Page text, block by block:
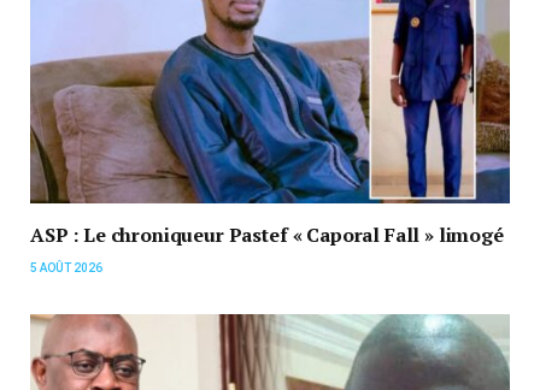
ASP : Le chroniqueur Pastef « Caporal Fall » limogé
5 AOÛT 2026